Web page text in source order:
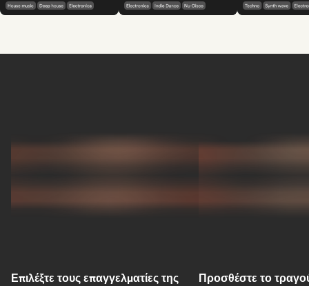
Επιλέξτε τους επαγγελματίες της
Προσθέστε το